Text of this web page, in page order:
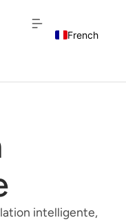
French
Dutch
intelligente,